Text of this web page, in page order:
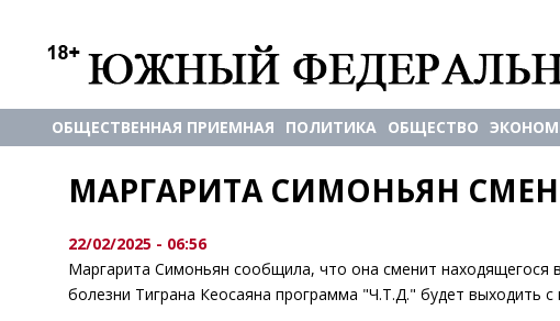
ОБЩЕСТВЕННАЯ ПРИЕМНАЯ ПОЛИТИКА ОБЩЕСТВО
МАРГАРИТА СИМОНЬЯН
22/02/2025 - 06:56
Маргарита Симоньян сообщила, что она сменит
болезни Тиграна Кеосаяна программа "Ч.Т.Д." будет выходить